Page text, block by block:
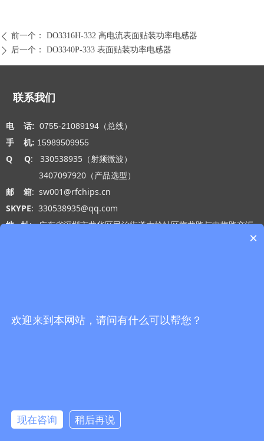
ꄴ 前一个： DO3316H-332 高电流表面贴装功率电感器
ꄲ 后一个： DO3340P-333 表面贴装功率电感器
联系我们
电 话: 0755-21089194（总线）
手 机: 15989509955
Q Q: 330538935（射频微波）
3407097920（产品选型）
邮 箱: sw001@rfchips.cn
SKYPE: 330538935@qq.com
地 址: 广东省深圳市龙华区民治街道大岭社区梅龙路与中梅路交汇
联系我们
×
欢迎来到本网站，请问有什么可以帮您？
现在咨询 稍后再说